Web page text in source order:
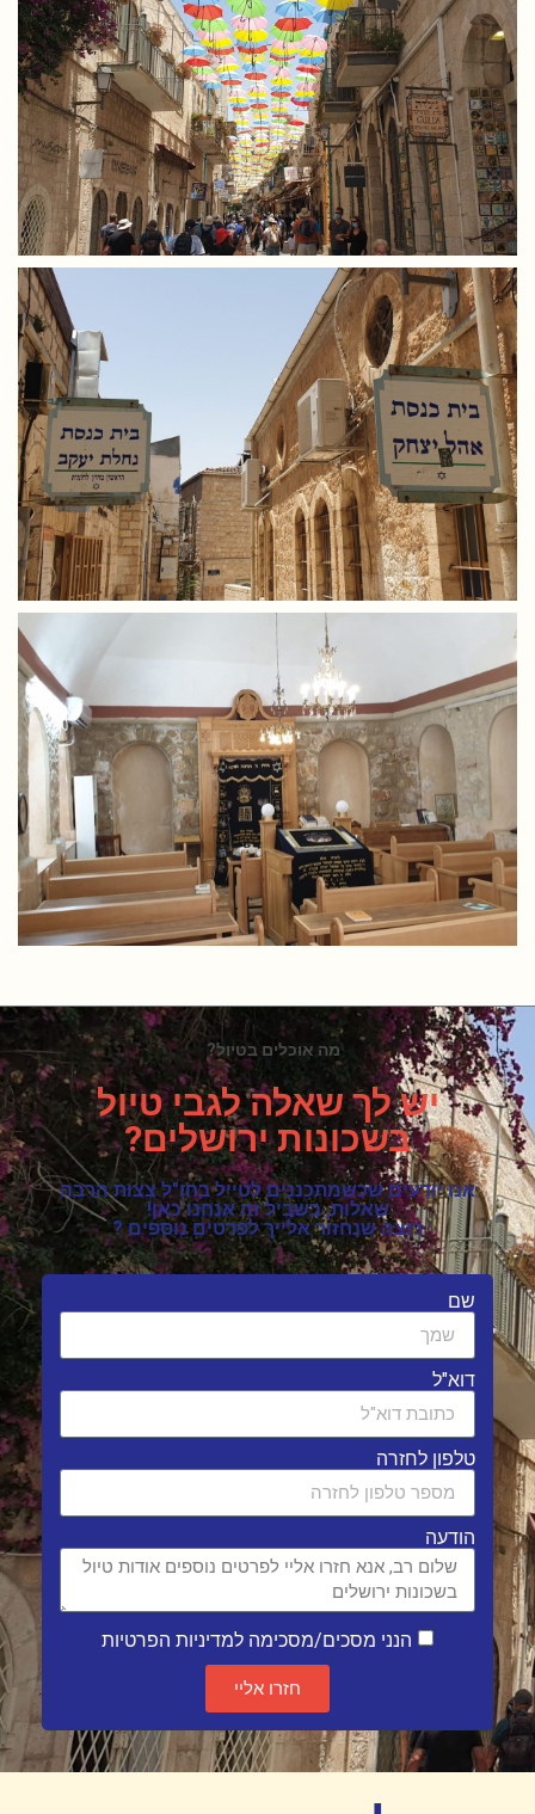
האם יש מסלולים מאתגרים ?
יש לך שאלה לגבי טיול
בשכונות ירושלים?
אנו יודעים שכשמתכננים לטייל בחו"ל צצות הרבה
שאלות, בשביל זה אנחנו כאן!
רוצה שנחזור אלייך לפרטים נוספים ?
שם
דוא"ל
טלפון לחזרה
הודעה
הנני מסכים/מסכימה למדיניות הפרטיות
חזרו אליי